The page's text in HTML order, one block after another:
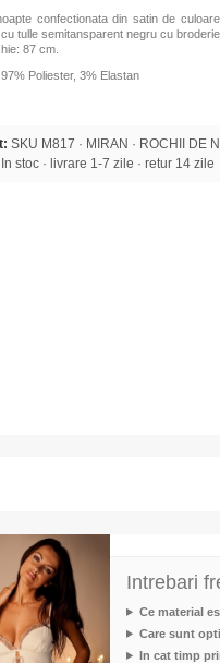
confectionata din satin de
tulle semitansparent negru cu
87 cm.
Poliester, 3% Elastan
SKU M817 · MIRAN · ROCHII DE
stoc · livrare 1-7 zile · retur 14 zile
Intrebari
Ce material
Care sunt
In cat timp